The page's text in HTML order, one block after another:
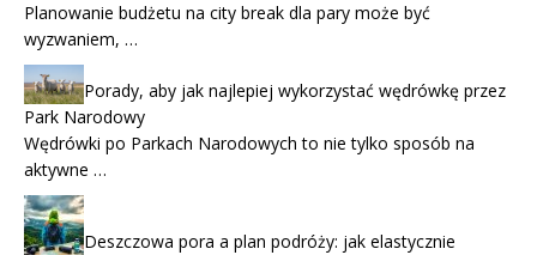
Planowanie budżetu na city break dla pary może być
wyzwaniem, …
Porady, aby jak najlepiej wykorzystać wędrówkę przez
Park Narodowy
Wędrówki po Parkach Narodowych to nie tylko sposób na
aktywne …
Deszczowa pora a plan podróży: jak elastycznie